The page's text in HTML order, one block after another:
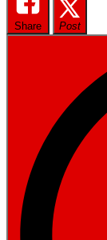
Share Post